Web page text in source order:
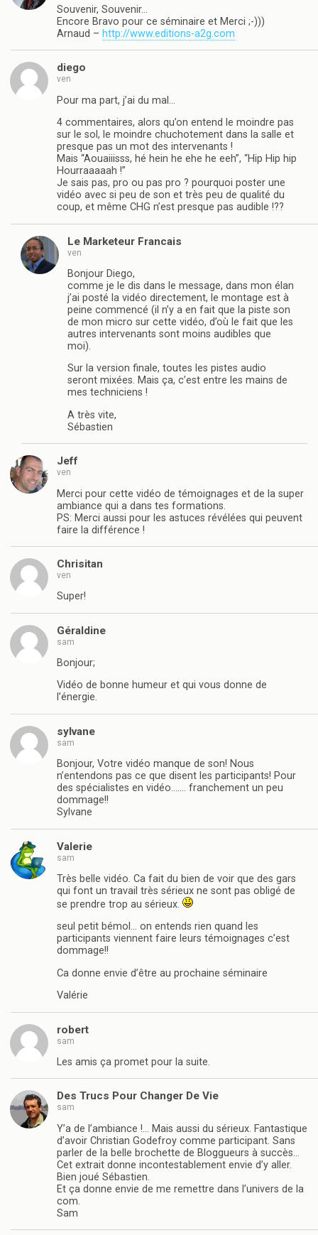
Souvenir, Souvenir…
Encore Bravo pour ce séminaire et Merci ;-)))
Arnaud – http://www.editions-a2g.com
diego
ven
Pour ma part, j’ai du mal…
4 commentaires, alors qu’on entend le moindre pas
sur le sol, le moindre chuchotement dans la salle et
presque pas un mot des intervenants !
Mais “Aouaiiisss, hé hein he ehe he eeh”, “Hip Hip hip
Hourraaaaah !”
Je sais pas, pro ou pas pro ? pourquoi poster une
vidéo avec si peu de son et très peu de qualité du
coup, et même CHG n’est presque pas audible !??
Le Marketeur Francais
ven
Bonjour Diego,
comme je le dis dans le message, dans mon élan
j’ai posté la vidéo directement, le montage est à
peine commencé (il n’y a en fait que la piste son
de mon micro sur cette vidéo, d’où le fait que les
autres intervenants sont moins audibles que
moi).
Sur la version finale, toutes les pistes audio
seront mixées. Mais ça, c’est entre les mains de
mes techniciens !
A très vite,
Sébastien
Jeff
ven
Merci pour cette vidéo de témoignages et de la super
ambiance qui a dans tes formations.
PS: Merci aussi pour les astuces révélées qui peuvent
faire la différence !
Chrisitan
ven
Super!
Géraldine
sam
Bonjour;
Vidéo de bonne humeur et qui vous donne de
l’énergie.
sylvane
sam
Bonjour, Votre vidéo manque de son! Nous
n’entendons pas ce que disent les participants! Pour
des spécialistes en vidéo……. franchement un peu
dommage!!
Sylvane
Valerie
sam
Très belle vidéo. Ca fait du bien de voir que des gars
qui font un travail très sérieux ne sont pas obligé de
se prendre trop au sérieux.
seul petit bémol… on entends rien quand les
participants viennent faire leurs témoignages c’est
dommage!!
Ca donne envie d’être au prochaine séminaire
Valérie
robert
sam
Les amis ça promet pour la suite.
Des Trucs Pour Changer De Vie
sam
Y’a de l’ambiance !… Mais aussi du sérieux. Fantastique
d’avoir Christian Godefroy comme participant. Sans
parler de la belle brochette de Bloggueurs à succès…
Cet extrait donne incontestablement envie d’y aller.
Bien joué Sébastien.
Et ça donne envie de me remettre dans l’univers de la
com.
Sam